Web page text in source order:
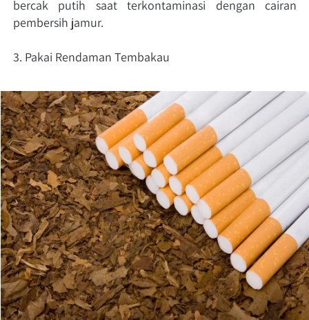
bercak putih saat terkontaminasi dengan cairan
pembersih jamur.
3. Pakai Rendaman Tembakau